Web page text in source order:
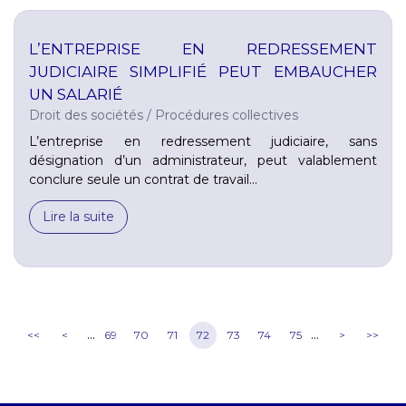
L’ENTREPRISE EN REDRESSEMENT
JUDICIAIRE SIMPLIFIÉ PEUT EMBAUCHER
UN SALARIÉ
Droit des sociétés / Procédures collectives
L’entreprise en redressement judiciaire, sans
désignation d’un administrateur, peut valablement
conclure seule un contrat de travail...
Lire la suite
<< < ... 69 70 71 72 73 74 75 ... > >>